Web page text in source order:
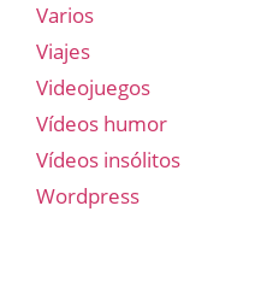
Varios
Viajes
Videojuegos
Vídeos humor
Vídeos insólitos
Wordpress